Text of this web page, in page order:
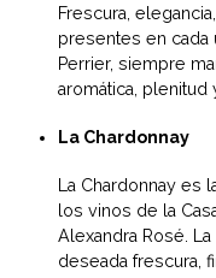
Frescura,
presentes en cada
Perrier, siempre
aromática, plenitud
La Chardonnay
La Chardonnay es
los vinos de la
Alexandra Rosé.
deseada frescura,